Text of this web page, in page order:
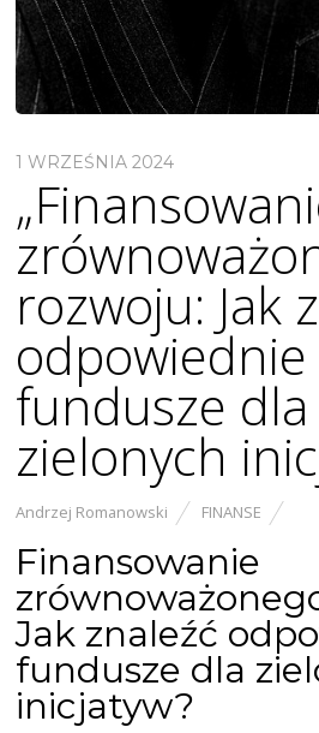
1 WRZEŚNIA 2024
rozwoju: Jak
odpowiednie
fundusze dla
zielonych
Andrzej Romanowski FINANSE
Finansowanie
Jak znaleźć
fundusze dla
inicjatyw?